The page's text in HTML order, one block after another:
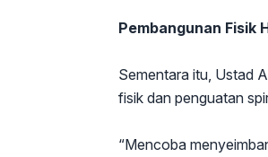
Pembangunan Fisik
Sementara itu, Ustad
fisik dan penguatan
“Mencoba